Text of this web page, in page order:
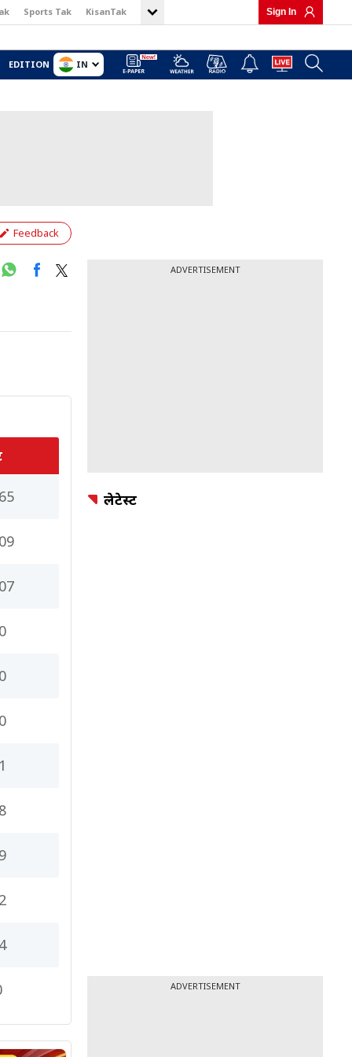
Sports Tak KisanTak Sign In
EDITION IN
Feedback
ADVERTISEMENT
लेटेस्ट
ADVERTISEMENT